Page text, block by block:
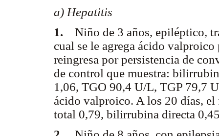
a) Hepatitis
1. Niño de 3 años, epiléptico,
cual se le agrega ácido
reingresa por persistencia de
de control que muestra:
1,06, TGO 90,4 U/L, TGP 79,7
ácido valproico. A los 20 días,
total 0,79, bilirrubina directa